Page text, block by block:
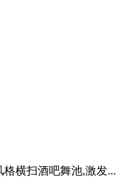
横扫酒吧舞池,激发...